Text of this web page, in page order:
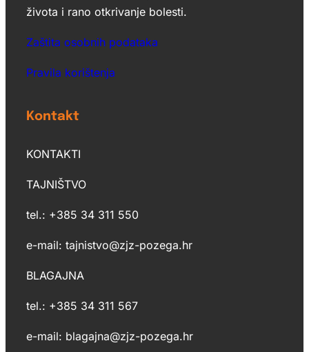
života i rano otkrivanje bolesti.
Zaštita osobnih podataka
Pravila korištenja
Kontakt
KONTAKTI
TAJNIŠTVO
tel.: +385 34 311 550
e-mail: tajnistvo@zjz-pozega.hr
BLAGAJNA
tel.: +385 34 311 567
e-mail: blagajna@zjz-pozega.hr